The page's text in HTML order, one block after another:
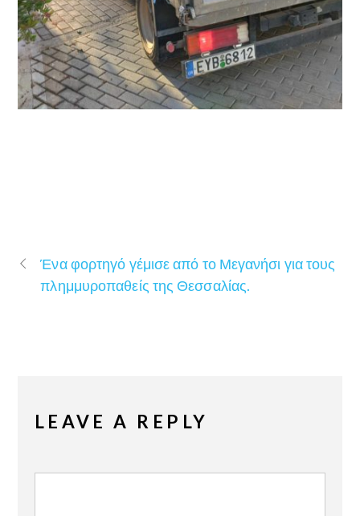
Ένα φορτηγό γέμισε από το Μεγανήσι για τους
πλημμυροπαθείς της Θεσσαλίας.
LEAVE A REPLY